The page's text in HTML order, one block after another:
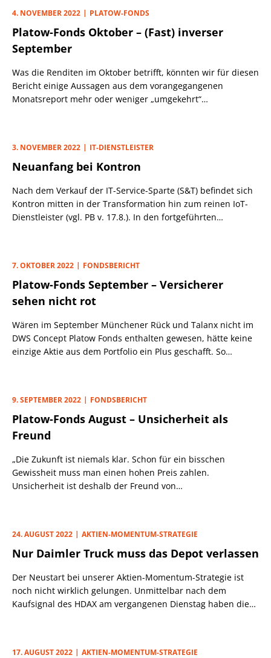
4. NOVEMBER 2022 PLATOW-FONDS
Platow-Fonds Oktober – (Fast) inverser
September
Was die Renditen im Oktober betrifft, könnten wir für diesen
Bericht einige Aussagen aus dem vorangegangenen
Monatsreport mehr oder weniger „umgekehrt“
einziger Anteilschein hohe Renditen generiert hatte,
schlossen im Oktober gleich 23 der 54 (per 31.10.) Titel mit
Verbio und CropEnergies. Und während es im Vormonat
zwei Aktien waren, die uns gegen eine „100% rote
Monatsbilanz versicherten“, sorgten diesmal zwei Titel
3. NOVEMBER 2022 IT-DIENSTLEISTER
Neuanfang bei Kontron
Nach dem Verkauf der IT-Service-Sparte (S&T) befindet sich
Kontron mitten in der Transformation hin zum reinen IoT-
Dienstleister (vgl. PB v. 17.8.). In den fortgeführten
7. OKTOBER 2022 FONDSBERICHT
Platow-Fonds September – Versicherer
sehen nicht rot
Wären im September Münchener Rück und Talanx nicht im
DWS Concept Platow Fonds enthalten gewesen, hätte keine
einzige Aktie aus dem Portfolio ein Plus geschafft. So
32 davon sogar prozentual zweistellig.
9. SEPTEMBER 2022 FONDSBERICHT
Platow-Fonds August – Unsicherheit als
Freund
„Die Zukunft ist niemals klar. Schon für ein bisschen
Gewissheit muss man einen hohen Preis zahlen.
Unsicherheit ist deshalb der Freund von
in diesen Zeiten, in denen Krieg, Zinswende, Inflation und
Probleme bei der Energieversorgung für so viel Unsicherheit
24. AUGUST 2022 AKTIEN-MOMENTUM-STRATEGIE
Nur Daimler Truck muss das Depot verlassen
Der Neustart bei unserer Aktien-Momentum-Strategie ist
noch nicht wirklich gelungen. Unmittelbar nach dem
Kaufsignal des HDAX am vergangenen Dienstag haben die
17. AUGUST 2022 AKTIEN-MOMENTUM-STRATEGIE